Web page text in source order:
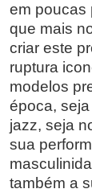
em poucas
que mais
criar este
ruptura
modelos
época,
jazz, seja
sua
também a